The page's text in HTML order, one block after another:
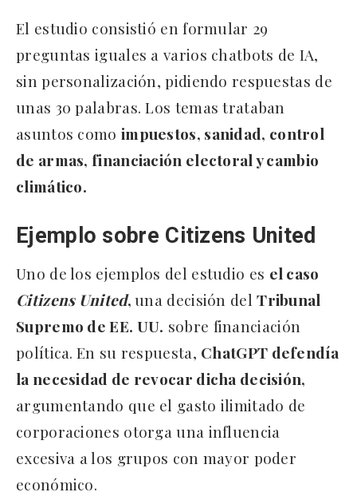
El estudio consistió en formular 29
preguntas iguales a varios chatbots de IA,
sin personalización, pidiendo respuestas de
unas 30 palabras. Los temas trataban
asuntos como impuestos, sanidad, control
de armas, financiación electoral y cambio
climático.
Ejemplo sobre Citizens United
Uno de los ejemplos del estudio es el caso
Citizens United,una decisión delTribunal
Supremo de EE. UU. sobre financiación
política. En su respuesta, ChatGPT defendía
la necesidad de revocar dicha decisión,
argumentando que el gasto ilimitado de
corporaciones otorga una influencia
excesiva a los grupos con mayor poder
económico.